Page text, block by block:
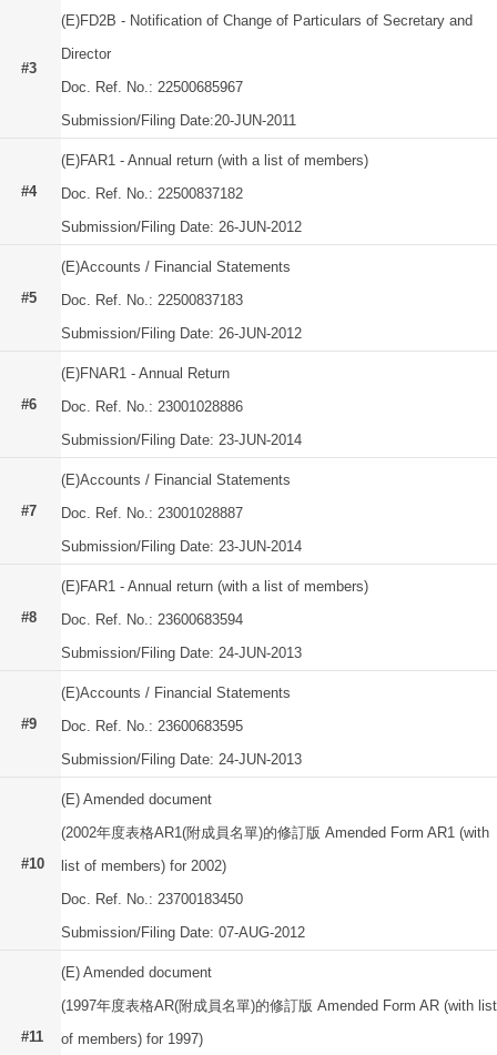
#3
(E)FD2B - Notification of Change of Particulars of Secretary and
Director
Doc. Ref. No.: 22500685967
Submission/Filing Date:20-JUN-2011
#4
(E)FAR1 - Annual return (with a list of members)
Doc. Ref. No.: 22500837182
Submission/Filing Date: 26-JUN-2012
#5
(E)Accounts / Financial Statements
Doc. Ref. No.: 22500837183
Submission/Filing Date: 26-JUN-2012
#6
(E)FNAR1 - Annual Return
Doc. Ref. No.: 23001028886
Submission/Filing Date: 23-JUN-2014
#7
(E)Accounts / Financial Statements
Doc. Ref. No.: 23001028887
Submission/Filing Date: 23-JUN-2014
#8
(E)FAR1 - Annual return (with a list of members)
Doc. Ref. No.: 23600683594
Submission/Filing Date: 24-JUN-2013
#9
(E)Accounts / Financial Statements
Doc. Ref. No.: 23600683595
Submission/Filing Date: 24-JUN-2013
#10
(E) Amended document
(2002年度表格AR1(附成員名單)的修訂版 Amended Form AR1 (with
list of members) for 2002)
Doc. Ref. No.: 23700183450
Submission/Filing Date: 07-AUG-2012
#11
(E) Amended document
(1997年度表格AR(附成員名單)的修訂版 Amended Form AR (with list
of members) for 1997)